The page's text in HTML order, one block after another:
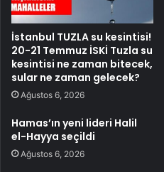
İstanbul TUZLA su kesintisi!
20-21 Temmuz İSKİ Tuzla su
kesintisi ne zaman bitecek,
sular ne zaman gelecek?
Ağustos 6, 2026
Hamas’ın yeni lideri Halil
el-Hayya seçildi
Ağustos 6, 2026